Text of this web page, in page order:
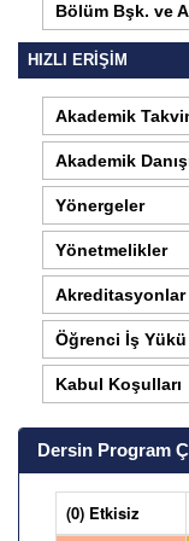
Bölüm Bşk. ve
HIZLI ERİŞİM
Akademik
Akademik
Yönergeler
Yönetmelikler
Akreditasyonlar
Öğrenci İş Yükü
Kabul Koşulları
Dersin Program
(0) Etkisiz